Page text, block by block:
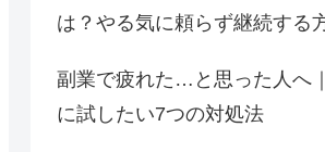
は？やる気に頼らず継続する
副業で疲れた…と思った人へ
に試したい7つの対処法